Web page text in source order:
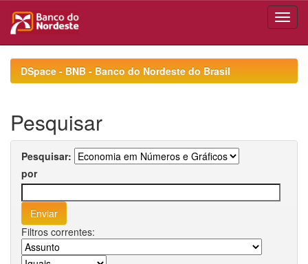
navigationDSpace - BNB - Banco do Nordeste do Brasil
Pesquisar
Pesquisar:
por
Filtros correntes: